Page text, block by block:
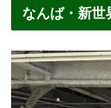
なんば・新世